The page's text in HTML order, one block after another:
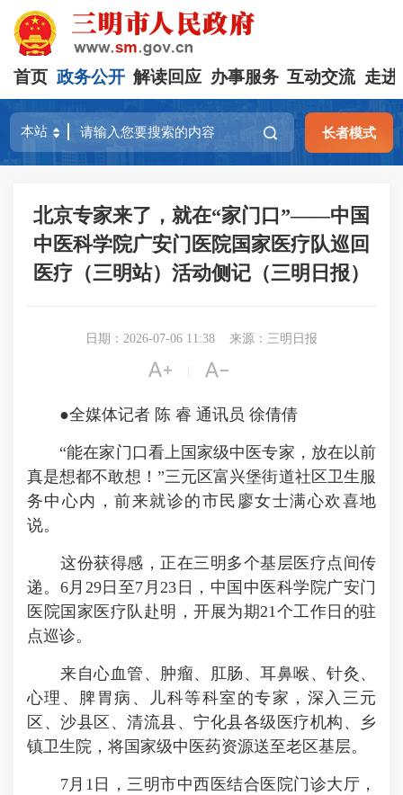
首页 政务公开 解读回应 办事服务 互动交流 走进
长者模式
北京专家来了，就在“家门口”——中国
中医科学院广安门医院国家医疗队巡回
医疗（三明站）活动侧记（三明日报）
日期：2026-07-06 11:38 来源：三明日报
 
●全媒体记者 陈 睿 通讯员 徐倩倩
“能在家门口看上国家级中医专家，放在以前
真是想都不敢想！”三元区富兴堡街道社区卫生服
务中心内，前来就诊的市民廖女士满心欢喜地
说。
这份获得感，正在三明多个基层医疗点间传
递。6月29日至7月23日，中国中医科学院广安门
医院国家医疗队赴明，开展为期21个工作日的驻
点巡诊。
来自心血管、肿瘤、肛肠、耳鼻喉、针灸、
心理、脾胃病、儿科等科室的专家，深入三元
区、沙县区、清流县、宁化县各级医疗机构、乡
镇卫生院，将国家级中医药资源送至老区基层。
7月1日，三明市中西医结合医院门诊大厅，